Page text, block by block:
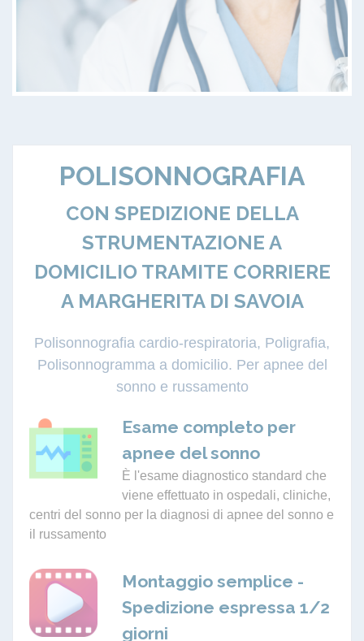
POLISONNOGRAFIA
CON SPEDIZIONE DELLA
STRUMENTAZIONE A
DOMICILIO TRAMITE CORRIERE
A MARGHERITA DI SAVOIA
Polisonnografia cardio-respiratoria, Poligrafia,
Polisonnogramma a domicilio. Per apnee del
sonno e russamento
Esame completo per
apnee del sonno
È l'esame diagnostico standard che
viene effettuato in ospedali, cliniche,
centri del sonno per la diagnosi di apnee del sonno e
il russamento
Montaggio semplice -
Spedizione espressa 1/2
giorni